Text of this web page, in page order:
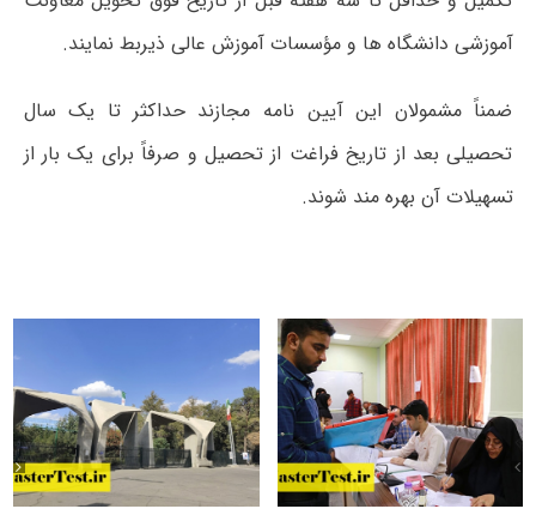
آموزشی دانشگاه ها و مؤسسات آموزش عالی ذیربط نمایند.
ضمناً مشمولان این آیین نامه مجازند حداکثر تا یک سال
تحصیلی بعد از تاریخ فراغت از تحصیل و صرفاً برای یک بار از
تسهیلات آن بهره مند شوند.